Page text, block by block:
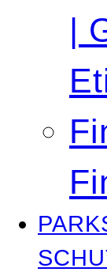
|